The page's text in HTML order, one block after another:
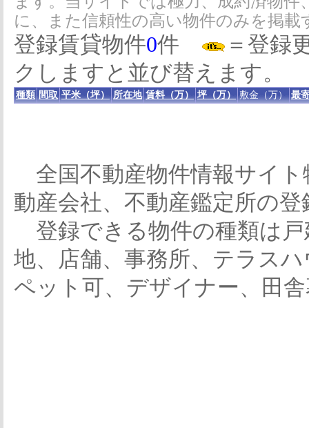
に、また信頼性の高い物件のみを掲
登録賃貸物件0件
＝登録
クしますと並び替えます。
種類 間取 平米（坪） 所在地 賃料（万） 坪（万） 敷金（万） 最
全国不動産物件情報サイト
動産会社、不動産鑑定所の
登録できる物件の種類は
地、店舗、事務所、テラス
ペット可、デザイナー、田